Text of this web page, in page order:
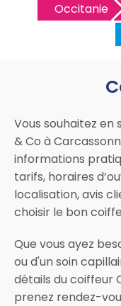
Occitanie
Vous souhaitez en
& Co à
informations
tarifs, horaires
localisation, avis
choisir le bon
Que vous ayez
ou d'un soin
détails du coiffeur
prenez rendez-